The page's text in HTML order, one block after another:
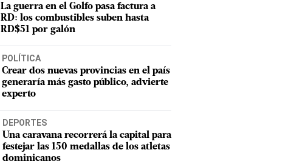
La guerra en el Golfo pasa factura a
RD: los combustibles suben hasta
RD$51 por galón
POLÍTICA
Crear dos nuevas provincias en el país
generaría más gasto público, advierte
experto
DEPORTES
Una caravana recorrerá la capital para
festejar las 150 medallas de los atletas
dominicanos